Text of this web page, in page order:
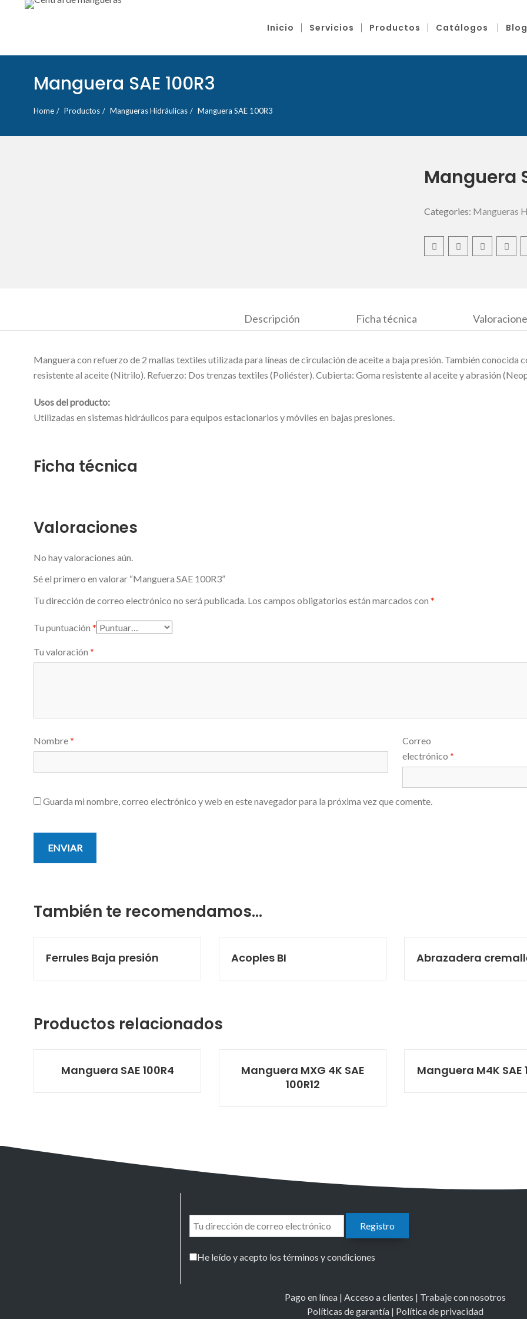
Inicio Servicios Productos Catálogos Blog
Manguera SAE 100R3
Home Productos Mangueras Hidráulicas Manguera SAE 100R3
Manguera
Categories: Mangueras
Descripción Ficha técnica
Manguera con refuerzo de 2 mallas textiles utilizada para líneas de circulación de aceite a baja presión. También conocida
resistente al aceite (Nitrilo). Refuerzo: Dos trenzas textiles (Poliéster). Cubierta: Goma resistente al aceite y abrasión
Usos del producto:
Utilizadas en sistemas hidráulicos para equipos estacionarios y móviles en bajas presiones.
Ficha técnica
Valoraciones
No hay valoraciones aún.
Sé el primero en valorar “Manguera SAE 100R3”
Tu dirección de correo electrónico no será publicada. Los campos obligatorios están marcados con *
Tu puntuación *
Tu valoración *
Nombre*
Correo
electrónico*
Guarda mi nombre, correo electrónico y web en este navegador para la próxima vez que comente.
También te recomendamos…
Ferrules Baja presión Acoples BI Abrazadera
Productos relacionados
Manguera SAE 100R4
Manguera MXG 4K SAE
100R12
Manguera M4K SAE
He leído y acepto los términos y condiciones
Pago en línea | Acceso a clientes | Trabaje con nosotros
Políticas de garantía | Política de privacidad